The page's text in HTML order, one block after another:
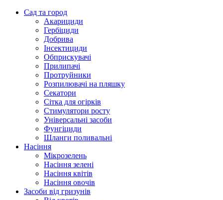
Сад та город
Акарициди
Гербіциди
Добрива
Інсектициди
Обприскувачі
Прилипачі
Протруйники
Розпилювачі на пляшку
Секатори
Сітка для огірків
Стимулятори росту
Універсальні засоби
Фунгіциди
Шланги поливальні
Насіння
Мікрозелень
Насіння зелені
Насіння квітів
Насіння овочів
Засоби від гризунів